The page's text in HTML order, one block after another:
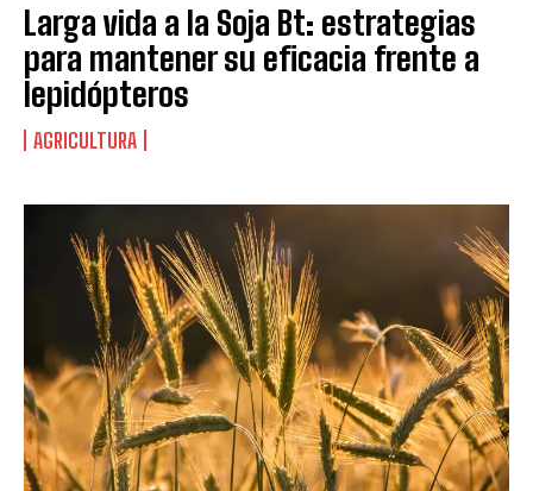
Larga vida a la Soja Bt: estrategias
para mantener su eficacia frente a
lepidópteros
AGRICULTURA